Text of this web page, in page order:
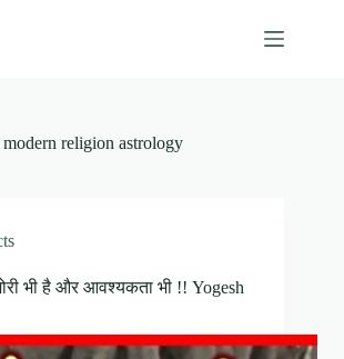
religion astrology
भी है और आवश्यकता भी !! Yogesh